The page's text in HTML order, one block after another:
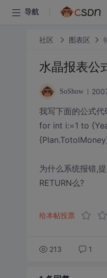
导航
社区 图表区
水晶报表公
SoShow
我写下面的公式代
for int i:=1 to
为什么系统报错,
RETURN么?
给本帖投票
213 1